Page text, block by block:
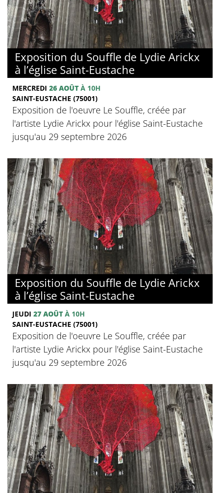
Exposition du Souffle de Lydie Arickx
à l’église Saint-Eustache
MERCREDI 26 AOÛT À 10H
SAINT-EUSTACHE (75001)
Exposition de l'oeuvre Le Souffle, créée par
l'artiste Lydie Arickx pour l'église Saint-Eustache
jusqu'au 29 septembre 2026
Exposition du Souffle de Lydie Arickx
à l’église Saint-Eustache
JEUDI 27 AOÛT À 10H
SAINT-EUSTACHE (75001)
Exposition de l'oeuvre Le Souffle, créée par
l'artiste Lydie Arickx pour l'église Saint-Eustache
jusqu'au 29 septembre 2026